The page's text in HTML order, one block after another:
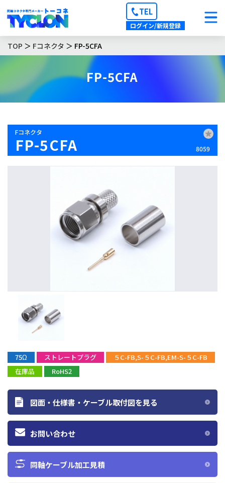
TEL
ログイン/新規登録
TOP ＞ Fコネクタ ＞ FP-5CFA
FP-5CFA
Fコネクタ
FP-5CFA 8059
75Ω ストレートプラグ
５C-FB,S-５C-FB,EM-S-５C-FB
在庫品
RoHS2
図面・仕様書・ケーブル取付図を見る
お問い合わせ
同軸ケーブル加工見積